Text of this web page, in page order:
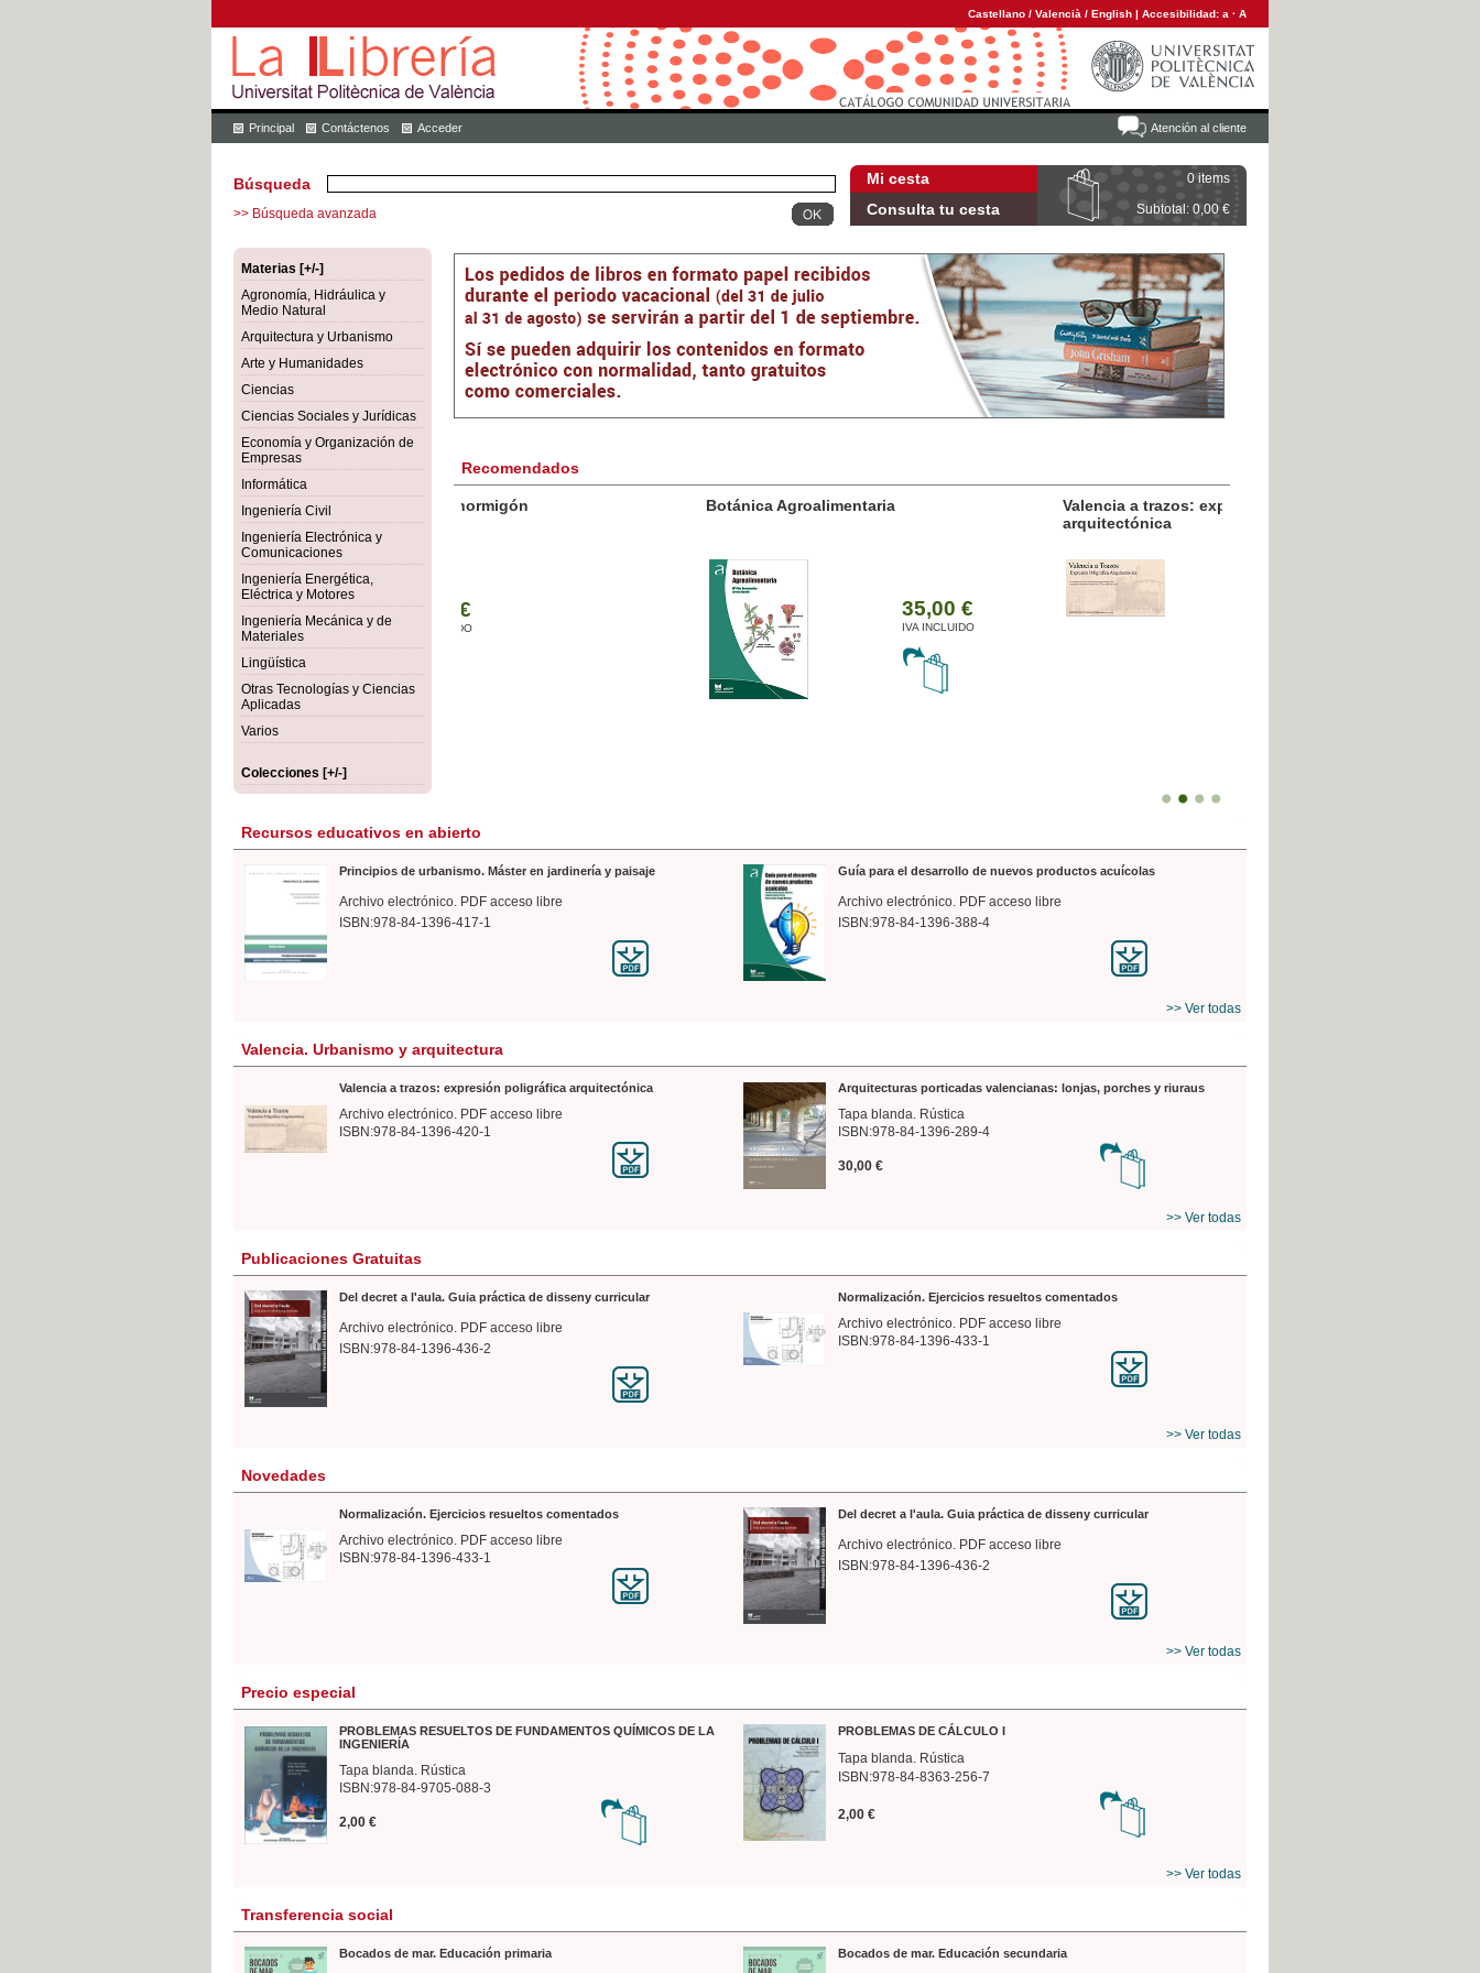
Castellano / Valencià / English | Accesibilidad: a · A
Atención al cliente
Principal Contáctenos Acceder
Mi cesta 0 items
Consulta tu cesta Subtotal: 0,00 €
Búsqueda
>> Búsqueda avanzada
Materias [+/-]
Agronomía, Hidráulica y
Medio Natural
Arquitectura y Urbanismo
Arte y Humanidades
Ciencias
Ciencias Sociales y Jurídicas
Economía y Organización de
Empresas
Informática
Ingeniería Civil
Ingeniería Electrónica y
Comunicaciones
Ingeniería Energética,
Eléctrica y Motores
Ingeniería Mecánica y de
Materiales
Lingüística
Otras Tecnologías y Ciencias
Aplicadas
Varios
Colecciones [+/-]
Recomendados
Botánica Agroalimentaria
35,00 €
IVA INCLUIDO
Valencia a trazos: expresión poligráfica
Recursos educativos en abierto
Principios de urbanismo. Máster en jardinería y paisaje
Archivo electrónico. PDF acceso libre
ISBN:978-84-1396-417-1
Guía para el desarrollo de nuevos productos acuícolas
Archivo electrónico. PDF acceso libre
ISBN:978-84-1396-388-4
>> Ver todas
Valencia. Urbanismo y arquitectura
Valencia a trazos: expresión poligráfica arquitectónica
Archivo electrónico. PDF acceso libre
ISBN:978-84-1396-420-1
Arquitecturas porticadas valencianas: lonjas, porches y riuraus
Tapa blanda. Rústica
ISBN:978-84-1396-289-4
30,00 €
>> Ver todas
Publicaciones Gratuitas
Del decret a l'aula. Guia práctica de disseny curricular
Archivo electrónico. PDF acceso libre
ISBN:978-84-1396-436-2
Normalización. Ejercicios resueltos comentados
Archivo electrónico. PDF acceso libre
ISBN:978-84-1396-433-1
>> Ver todas
Novedades
Normalización. Ejercicios resueltos comentados
Archivo electrónico. PDF acceso libre
ISBN:978-84-1396-433-1
Del decret a l'aula. Guia práctica de disseny curricular
Archivo electrónico. PDF acceso libre
ISBN:978-84-1396-436-2
>> Ver todas
Precio especial
PROBLEMAS RESUELTOS DE FUNDAMENTOS QUÍMICOS DE LA
INGENIERÍA
Tapa blanda. Rústica
ISBN:978-84-9705-088-3
2,00 €
PROBLEMAS DE CÁLCULO I
Tapa blanda. Rústica
ISBN:978-84-8363-256-7
2,00 €
>> Ver todas
Transferencia social
Bocados de mar. Educación primaria Bocados de mar. Educación secundaria